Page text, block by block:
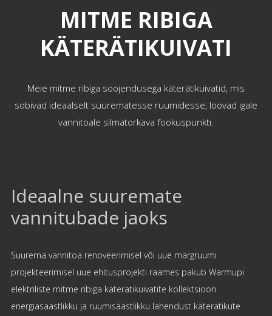
MITME RIBIGA
KÄTERÄTIKUIVATI
Meie mitme ribiga soojendusega käterätikuivatid, mis
sobivad ideaalselt suurematesse ruumidesse, loovad igale
vannitoale silmatorkava fookuspunkti.
Ideaalne suuremate
vannitubade jaoks
Suurema vannitoa renoveerimisel või uue märgruumi
projekteerimisel uue ehitusprojekti raames pakub Warmupi
elektriliste mitme ribiga käterätikuivatite kollektsioon
energiasäästlikku ja ruumisäästlikku lahendust käterätikute